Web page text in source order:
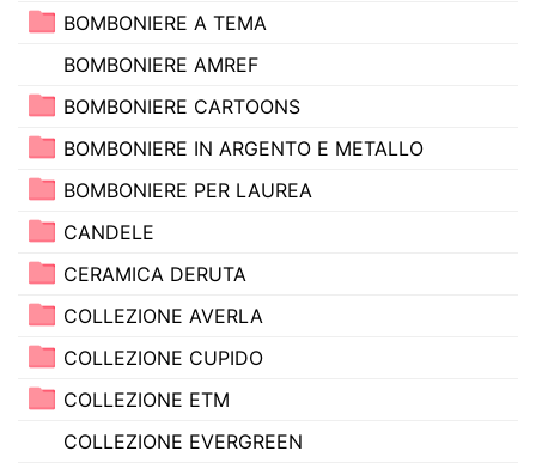
BOMBONIERE A TEMA
BOMBONIERE AMREF
BOMBONIERE CARTOONS
BOMBONIERE IN ARGENTO E METALLO
BOMBONIERE PER LAUREA
CANDELE
CERAMICA DERUTA
COLLEZIONE AVERLA
COLLEZIONE CUPIDO
COLLEZIONE ETM
COLLEZIONE EVERGREEN